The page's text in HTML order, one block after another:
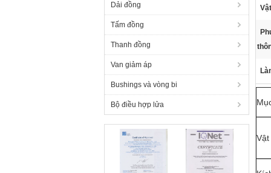
Dải đồng
Tấm đồng
Thanh đồng
Van giảm áp
Bushings và vòng bi
Bộ điều hợp lửa